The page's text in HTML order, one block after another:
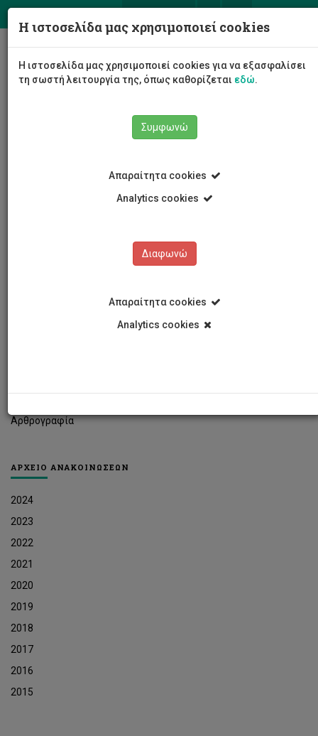
Αρθρογραφία
ΑΡΧΕΙΟ ΑΝΑΚΟΙΝΩΣΕΩΝ
2024
2023
2022
2021
2020
2019
2018
2017
2016
2015
Η ιστοσελίδα μας χρησιμοποιεί cookies
Η ιστοσελίδα μας χρησιμοποιεί cookies για να εξασφαλίσει
τη σωστή λειτουργία της, όπως καθορίζεται εδώ.
Συμφωνώ
Απαραίτητα cookies
Analytics cookies
Διαφωνώ
Απαραίτητα cookies
Analytics cookies